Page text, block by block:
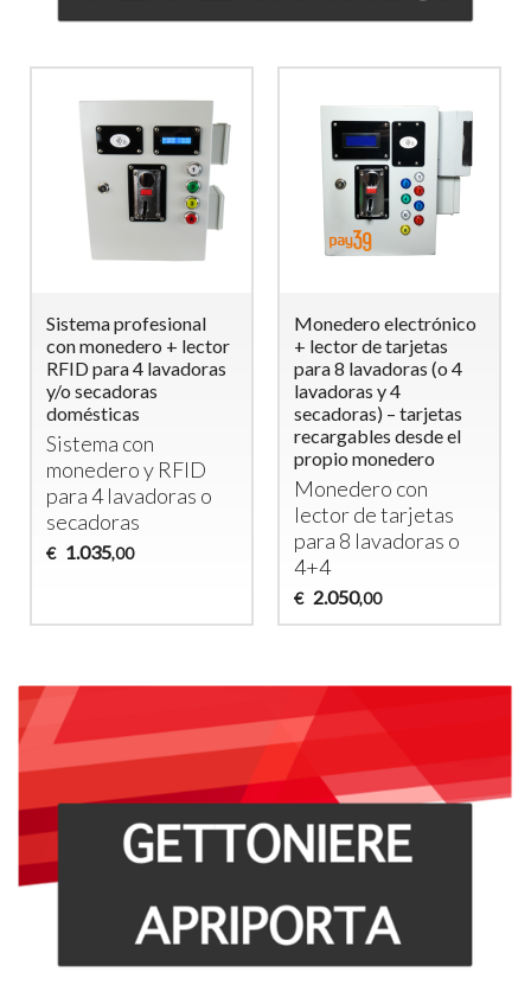
Sistema profesional
con monedero + lector
RFID para 4 lavadoras
y/o secadoras
domésticas
Sistema con
monedero y RFID
para 4 lavadoras o
secadoras
€ 1.035,00
Monedero electrónico
+ lector de tarjetas
para 8 lavadoras (o 4
lavadoras y 4
secadoras) – tarjetas
recargables desde el
propio monedero
Monedero con
lector de tarjetas
para 8 lavadoras o
4+4
€ 2.050,00